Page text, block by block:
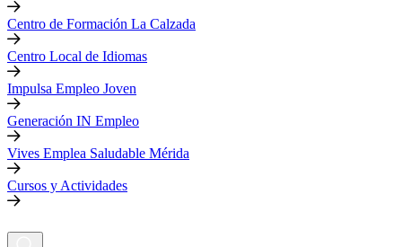
Centro de Formación La Calzada
Centro Local de Idiomas
Impulsa Empleo Joven
Generación IN Empleo
Vives Emplea Saludable Mérida
Cursos y Actividades